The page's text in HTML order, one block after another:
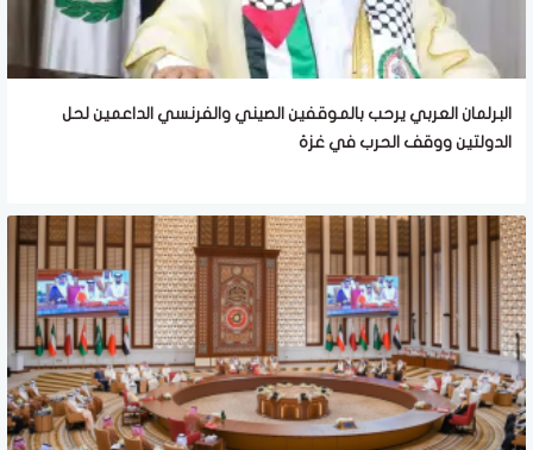
البرلمان العربي يرحب بالموقفين الصيني والفرنسي الداعمين لحل
الدولتين ووقف الحرب في غزة